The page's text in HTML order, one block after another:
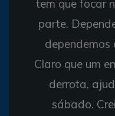
tem que focar
parte.
dependemos
Claro que um
derrota,
sábado.